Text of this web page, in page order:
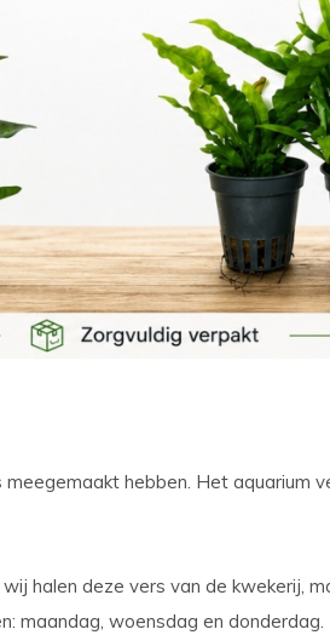
hebben. Het aquarium
halen deze vers van de kwekerij,
maandag, woensdag en